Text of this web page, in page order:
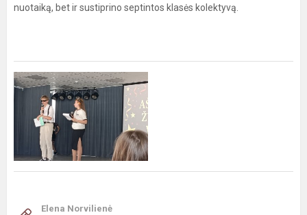
nuotaiką, bet ir sustiprino septintos klasės kolektyvą.
Elena Norvilienė